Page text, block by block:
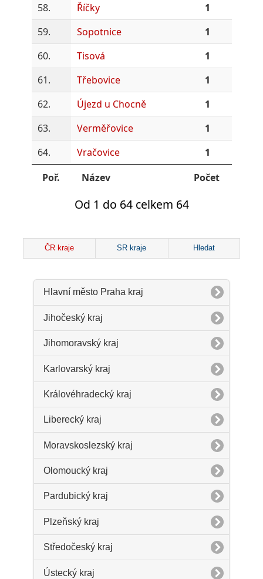
58.
Říčky
1
59.
Sopotnice
1
60.
Tisová
1
61.
Třebovice
1
62.
Újezd u Chocně
1
63.
Verměřovice
1
64.
Vračovice
1
Poř.
Název Počet
Od 1 do 64 celkem 64
ČR kraje SR kraje Hledat
Hlavní město Praha kraj
Jihočeský kraj
Jihomoravský kraj
Karlovarský kraj
Královéhradecký kraj
Liberecký kraj
Moravskoslezský kraj
Olomoucký kraj
Pardubický kraj
Plzeňský kraj
Středočeský kraj
Ústecký kraj